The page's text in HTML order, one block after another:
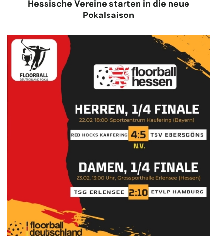
Hessische Vereine starten in die neue
Pokalsaison